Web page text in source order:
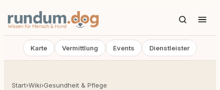
Karte Vermittlung Events Dienstleister
Start›Wiki›Gesundheit & Pflege